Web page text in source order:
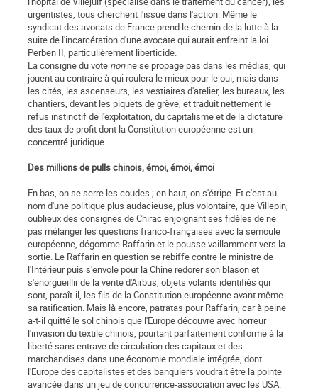
urgentistes, tous cherchent l'issue dans l'action. Même le
syndicat des avocats de France prend le chemin de la lutte à la
suite de l'incarcération d'une avocate qui aurait enfreint la loi
Perben II, particulièrement liberticide.
La consigne du vote nonne se propage pas dans les médias, qui
jouent au contraire à qui roulera le mieux pour le oui, mais dans
les cités, les ascenseurs, les vestiaires d'atelier, les bureaux, les
chantiers, devant les piquets de grève, et traduit nettement le
refus instinctif de l'exploitation, du capitalisme et de la dictature
des taux de profit dont la Constitution européenne est un
concentré juridique.
Des millions de pulls chinois, émoi, émoi, émoi
En bas, on se serre les coudes ; en haut, on s'étripe. Et c'est au
nom d'une politique plus audacieuse, plus volontaire, que Villepin,
oublieux des consignes de Chirac enjoignant ses fidèles de ne
pas mélanger les questions franco-françaises avec la semoule
européenne, dégomme Raffarin et le pousse vaillamment vers la
sortie. Le Raffarin en question se rebiffe contre le ministre de
l'Intérieur puis s'envole pour la Chine redorer son blason et
s'enorgueillir de la vente d'Airbus, objets volants identifiés qui
sont, paraît-il, les fils de la Constitution européenne avant même
sa ratification. Mais là encore, patratas pour Raffarin, car à peine
a-t-il quitté le sol chinois que l'Europe découvre avec horreur
l'invasion du textile chinois, pourtant parfaitement conforme à la
liberté sans entrave de circulation des capitaux et des
marchandises dans une économie mondiale intégrée, dont
l'Europe des capitalistes et des banquiers voudrait être la pointe
avancée dans un jeu de concurrence-association avec les USA.